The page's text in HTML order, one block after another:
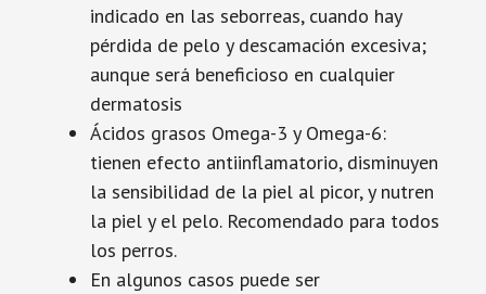
indicado en las seborreas, cuando hay
pérdida de pelo y descamación excesiva;
aunque será beneficioso en cualquier
dermatosis
Ácidos grasos Omega-3 y Omega-6:
tienen efecto antiinflamatorio, disminuyen
la sensibilidad de la piel al picor, y nutren
la piel y el pelo. Recomendado para todos
los perros.
En algunos casos puede ser